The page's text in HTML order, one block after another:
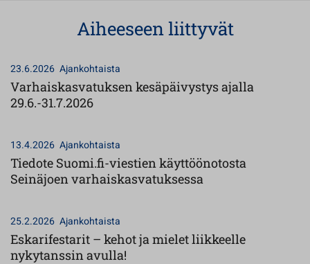
Aiheeseen liittyvät
23.6.2026 Ajankohtaista
Varhaiskasvatuksen kesäpäivystys ajalla
29.6.-31.7.2026
13.4.2026 Ajankohtaista
Tiedote Suomi.fi-viestien käyttöönotosta
Seinäjoen varhaiskasvatuksessa
25.2.2026 Ajankohtaista
Eskarifestarit – kehot ja mielet liikkeelle
nykytanssin avulla!